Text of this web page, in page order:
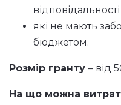
які не мають
бюджетом.
Розмір гранту – від
На що можна